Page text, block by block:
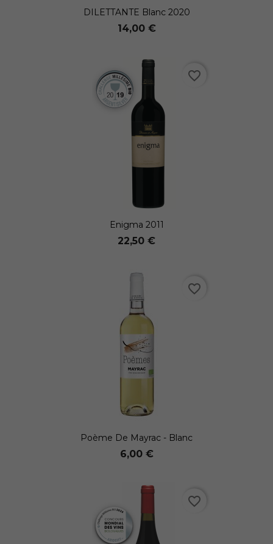
DILETTANTE Blanc 2020
14,00 €
Enigma 2011
22,50 €
favorite_border
Poème De Mayrac - Blanc
6,00 €
favorite_border
favorite_border